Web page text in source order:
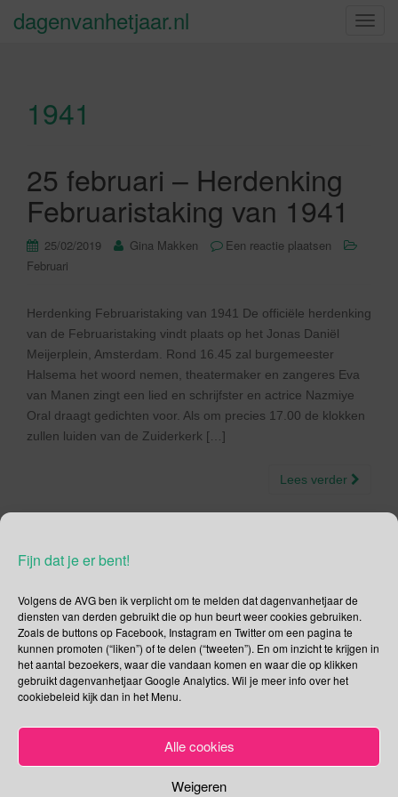
Fijn dat je er bent!
Volgens de AVG ben ik verplicht om te melden dat dagenvanhetjaar de
diensten van derden gebruikt die op hun beurt weer cookies gebruiken.
Zoals de buttons op Facebook, Instagram en Twitter om een pagina te
kunnen promoten (“liken”) of te delen (“tweeten”). En om inzicht te krijgen in
het aantal bezoekers, waar die vandaan komen en waar die op klikken
gebruikt dagenvanhetjaar Google Analytics. Wil je meer info over het
cookiebeleid kijk dan in het Menu.
Alle cookies
Weigeren
S
i
dagenvanhetjaar.nl
1941
25 februari – Herdenking
Februaristaking van 1941
25/02/2019 Gina Makken
Een reactie plaatsen
Februari
Herdenking Februaristaking van 1941 De officiële herdenking
van de Februaristaking vindt plaats op het Jonas Daniël
Meijerplein, Amsterdam. Rond 16.45 zal burgemeester
Halsema het woord nemen, theatermaker en zangeres Eva
van Manen zingt een lied en schrijfster en actrice Nazmiye
Oral draagt gedichten voor. Als om precies 17.00 de klokken
zullen luiden van de Zuiderkerk […]
Lees verder
Social Media
Je kunt me volgen op
naar: